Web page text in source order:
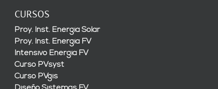
CURSOS
Proy. Inst. Energía Solar
Proy. Inst. Energía FV
Intensivo Energía FV
Curso PVsyst
Curso PVgis